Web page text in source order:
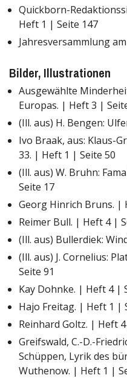
Quickborn-
Heft 1 | Seite 147
Jahresversammlung
Bilder, Illustrationen
Ausgewählte
Europas. | Heft 3 |
(Ill. aus) H. Bengen:
Ivo Braak, aus: Klaus-
33. | Heft 1 | Seite 50
(Ill. aus) W. Bruhn:
Seite 17
Georg Hinrich Bruns. |
Reimer Bull. | Heft 4 |
(Ill. aus) Bullerdiek:
(Ill. aus) J. Cornelius:
Seite 91
Kay Dohnke. | Heft 4 |
Hajo Freitag. | Heft 1 |
Reinhard Goltz. | Heft
Greifswald, C.-D.-
Schüppen, Lyrik des
Wuthenow. | Heft 1 |